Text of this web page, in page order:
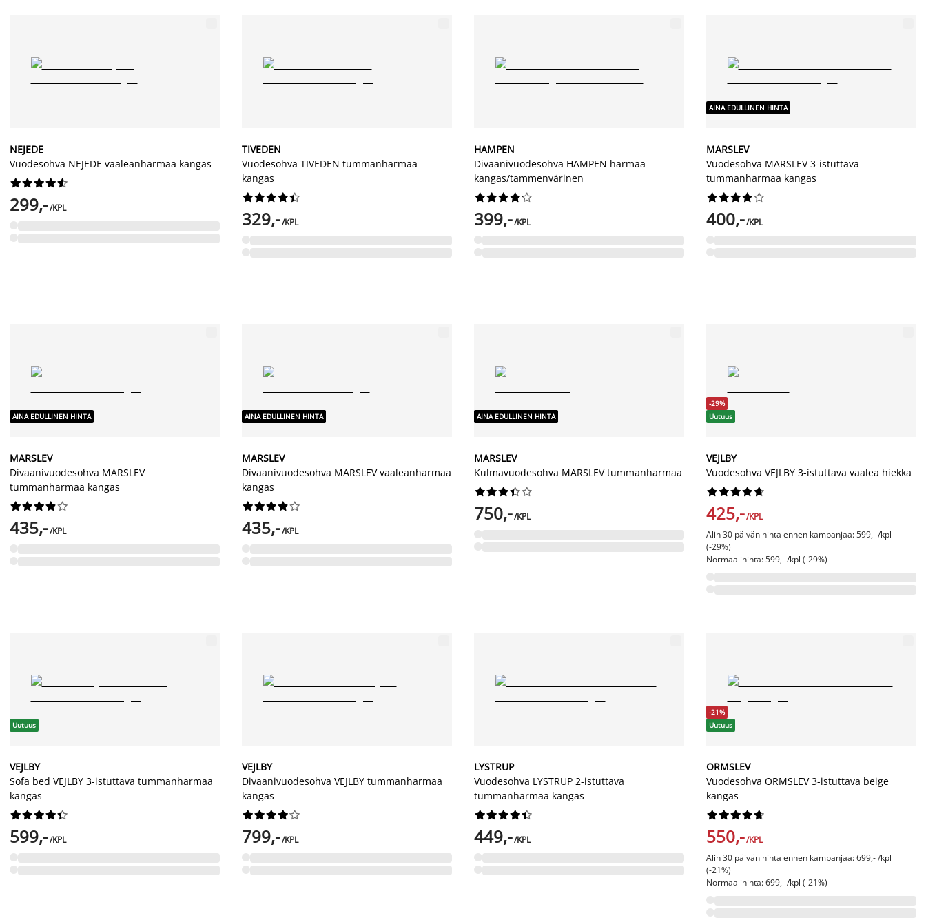
NEJEDE
Vuodesohva NEJEDE vaaleanharmaa kangas






299,-/KPL
TIVEDEN
Vuodesohva TIVEDEN tummanharmaa
kangas






329,-/KPL
HAMPEN
Divaanivuodesohva HAMPEN harmaa
kangas/tammenvärinen






399,-/KPL
AINA EDULLINEN HINTA
MARSLEV
Vuodesohva MARSLEV 3-istuttava
tummanharmaa kangas






400,-/KPL
AINA EDULLINEN HINTA
MARSLEV
Divaanivuodesohva MARSLEV
tummanharmaa kangas






435,-/KPL
AINA EDULLINEN HINTA
MARSLEV
Divaanivuodesohva MARSLEV vaaleanharmaa
kangas






435,-/KPL
AINA EDULLINEN HINTA
MARSLEV
Kulmavuodesohva MARSLEV tummanharmaa






750,-/KPL
-29%
Uutuus
VEJLBY
Vuodesohva VEJLBY 3-istuttava vaalea hiekka






425,-/KPL
Alin 30 päivän hinta ennen kampanjaa: 599,- /kpl
(-29%)
Normaalihinta: 599,- /kpl (-29%)
Uutuus
VEJLBY
Sofa bed VEJLBY 3-istuttava tummanharmaa
kangas






599,-/KPL
VEJLBY
Divaanivuodesohva VEJLBY tummanharmaa
kangas






799,-/KPL
LYSTRUP
Vuodesohva LYSTRUP 2-istuttava
tummanharmaa kangas






449,-/KPL
-21%
Uutuus
ORMSLEV
Vuodesohva ORMSLEV 3-istuttava beige
kangas






550,-/KPL
Alin 30 päivän hinta ennen kampanjaa: 699,- /kpl
(-21%)
Normaalihinta: 699,- /kpl (-21%)